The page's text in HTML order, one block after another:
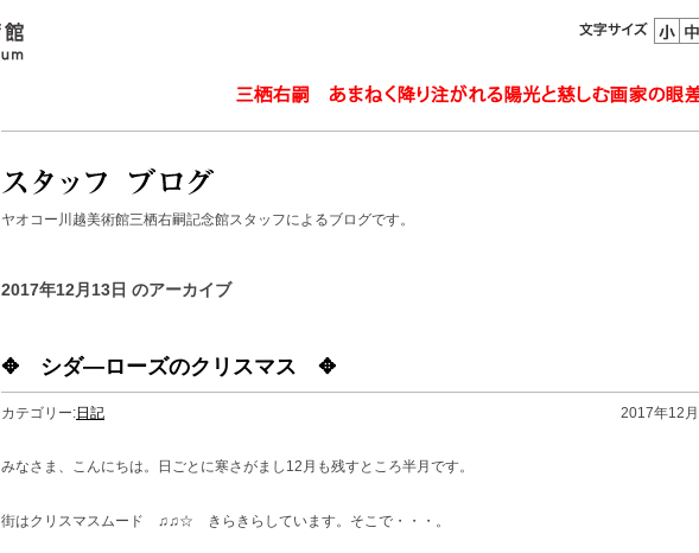
ヤオコー川越美術館三栖右嗣記念館スタッフによるブログです。
2017年12月13日 のアーカイブ
✥ シダ―ローズのクリスマス ✥
カテゴリー:日記 2017年12
みなさま、こんにちは。日ごとに寒さがまし12月も残すところ半月です。
街はクリスマスムード ♫♫☆ きらきらしています。そこで・・・。